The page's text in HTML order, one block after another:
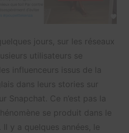
jours, sur les réseaux
utilisateurs se
influenceurs issus de la
dans leurs stories sur
Snapchat. Ce n’est pas la
se produit dans le
Il y a quelques années, le